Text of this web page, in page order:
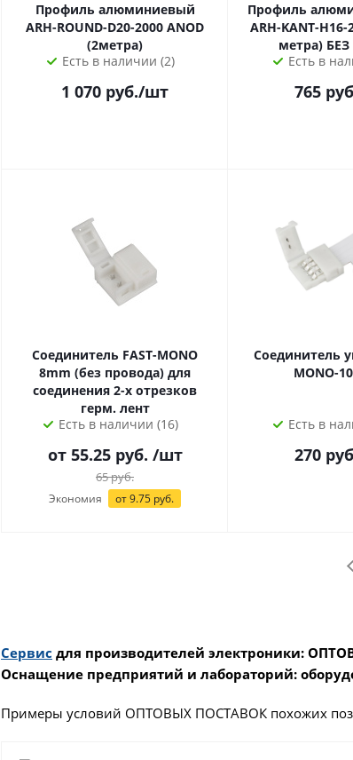
Профиль алюминиевый
ARH-ROUND-D20-2000 ANOD
(2метра)
Есть в наличии (2)
1 070 руб./шт
Профиль
ARH-KANT-H16-
метра)
Есть в
765
Соединитель FAST-MONO
8mm (без провода) для
соединения 2-х отрезков
герм. лент
Есть в наличии (16)
от 55.25руб. /шт
65руб.
Экономия от9.75 руб.
Соединитель
MONO-
Есть в
270
Сервис для производителей электроники:
Оснащение предприятий и лабораторий:
Примеры условий ОПТОВЫХ ПОСТАВОК похожих